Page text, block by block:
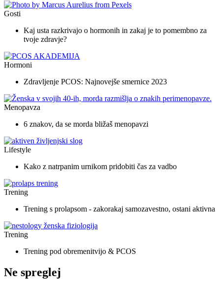
Gosti
Kaj usta razkrivajo o hormonih in zakaj je to pomembno za
tvoje zdravje?
Hormoni
Zdravljenje PCOS: Najnovejše smernice 2023
Menopavza
6 znakov, da se morda bližaš menopavzi
Lifestyle
Kako z natrpanim urnikom pridobiti čas za vadbo
Trening
Trening s prolapsom - zakorakaj samozavestno, ostani aktivna
Trening
Trening pod obremenitvijo & PCOS
Ne spreglej